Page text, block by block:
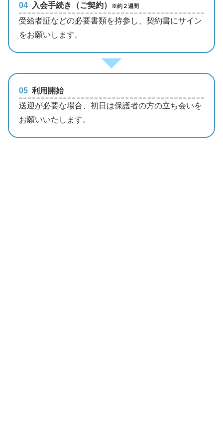
04 入会手続き（ご契約） ※約２週間
受給者証などの必要書類を持参し、契約書にサイン
をお願いします。
05 利用開始
送迎が必要な場合、初日は保護者の方の立ち会いを
お願いいたします。